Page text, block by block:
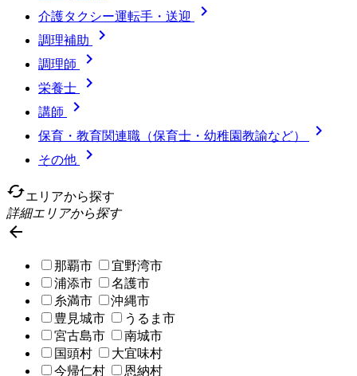
介護タクシー運転手・送迎 
調理補助 
調理師 
栄養士 
講師 
保育・教育関連職（保育士・幼稚園教諭など） 
その他

cachedエリアから探す
詳細エリアから探す

那覇市
宜野湾市
浦添市
名護市
糸満市
沖縄市
豊見城市
うるま市
宮古島市
南城市
国頭村
大宜味村
今帰仁村
恩納村